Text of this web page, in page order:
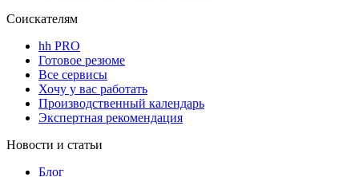
Соискателям
hh PRO
Готовое резюме
Все сервисы
Хочу у вас работать
Производственный календарь
Экспертная рекомендация
Новости и статьи
Блог